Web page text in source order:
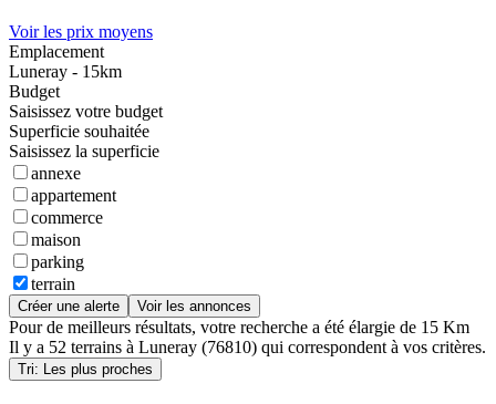
Voir les prix moyens
Emplacement
Luneray - 15km
Budget
Saisissez votre budget
Superficie souhaitée
Saisissez la superficie
annexe
appartement
commerce
maison
parking
terrain
Créer une alerte Voir les annonces
Pour de meilleurs résultats, votre recherche a été élargie de 15 Km
Il y a 52 terrains à Luneray (76810) qui correspondent à vos critères.
Tri: Les plus proches